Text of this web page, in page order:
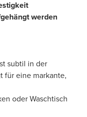
werden
subtil in der
für eine markante,
oder Waschtisch